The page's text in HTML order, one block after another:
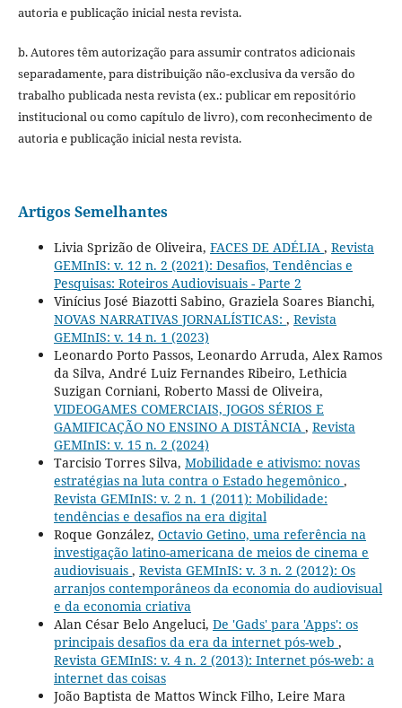
autoria e publicação inicial nesta revista.
b. Autores têm autorização para assumir contratos adicionais
separadamente, para distribuição não-exclusiva da versão do
trabalho publicada nesta revista (ex.: publicar em repositório
institucional ou como capítulo de livro), com reconhecimento de
autoria e publicação inicial nesta revista.
Artigos Semelhantes
Livia Sprizão de Oliveira, FACES DE ADÉLIA , Revista
GEMInIS: v. 12 n. 2 (2021): Desafios, Tendências e
Pesquisas: Roteiros Audiovisuais - Parte 2
Vinícius José Biazotti Sabino, Graziela Soares Bianchi,
NOVAS NARRATIVAS JORNALÍSTICAS: , Revista
GEMInIS: v. 14 n. 1 (2023)
Leonardo Porto Passos, Leonardo Arruda, Alex Ramos
da Silva, André Luiz Fernandes Ribeiro, Lethicia
Suzigan Corniani, Roberto Massi de Oliveira,
VIDEOGAMES COMERCIAIS, JOGOS SÉRIOS E
GAMIFICAÇÃO NO ENSINO A DISTÂNCIA , Revista
GEMInIS: v. 15 n. 2 (2024)
Tarcisio Torres Silva, Mobilidade e ativismo: novas
estratégias na luta contra o Estado hegemônico ,
Revista GEMInIS: v. 2 n. 1 (2011): Mobilidade:
tendências e desafios na era digital
Roque González, Octavio Getino, uma referência na
investigação latino-americana de meios de cinema e
audiovisuais , Revista GEMInIS: v. 3 n. 2 (2012): Os
arranjos contemporâneos da economia do audiovisual
e da economia criativa
Alan César Belo Angeluci, De 'Gads' para 'Apps': os
principais desafios da era da internet pós-web ,
Revista GEMInIS: v. 4 n. 2 (2013): Internet pós-web: a
internet das coisas
João Baptista de Mattos Winck Filho, Leire Mara